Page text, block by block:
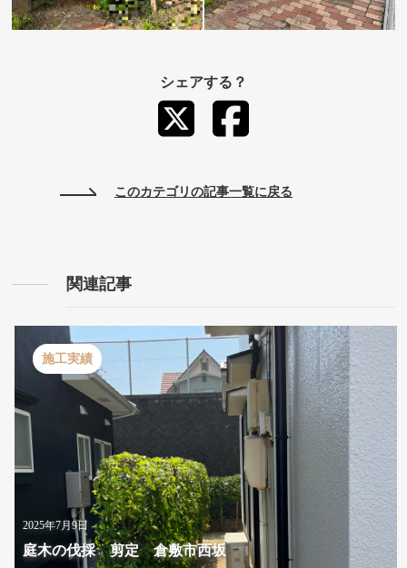
シェアする？
このカテゴリの記事一覧に戻る
関連記事
施工実績
2025年7月9日
庭木の伐採 剪定 倉敷市西坂